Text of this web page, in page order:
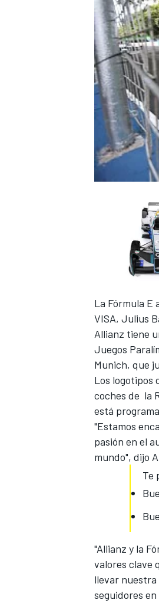
La Fórmula E
VISA, Julius
Allianz tiene
Juegos
Munich, que
Los logotipos
coches de la
está
"Estamos
pasión en el
mundo", dijo
Te
"Allianz y la
valores clave
llevar
seguidores